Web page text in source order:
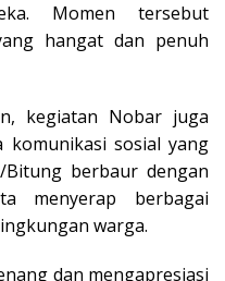
Momen tersebut
hangat dan penuh
kegiatan Nobar juga
komunikasi sosial yang
Bitung berbaur dengan
menyerap berbagai
warga.
dan mengapresiasi